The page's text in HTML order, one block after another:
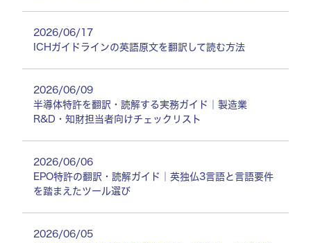
2026/06/17
ICHガイドラインの英語原文を翻訳して読む方法
2026/06/09
半導体特許を翻訳・読解する実務ガイド｜製造業
R&D・知財担当者向けチェックリスト
2026/06/06
EPO特許の翻訳・読解ガイド｜英独仏3言語と言語要件
を踏まえたツール選び
2026/06/05